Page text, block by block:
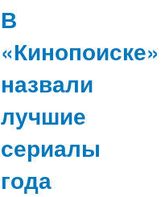
В
«Кинопоиске»
назвали
лучшие
сериалы
года